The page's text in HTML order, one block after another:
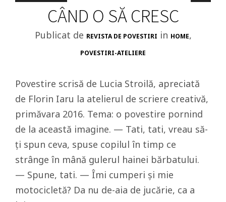
CÂND O SĂ CRESC
Publicat de REVISTA DE POVESTIRI in HOME,
POVESTIRI-ATELIERE
Povestire scrisă de Lucia Stroilă, apreciată
de Florin Iaru la atelierul de scriere creativă,
primăvara 2016. Tema: o povestire pornind
de la această imagine. — Tati, tati, vreau să-
ţi spun ceva, spuse copilul în timp ce
strânge în mână gulerul hainei bărbatului.
— Spune, tati. — Îmi cumperi şi mie
motocicletă? Da nu de-aia de jucărie, ca a